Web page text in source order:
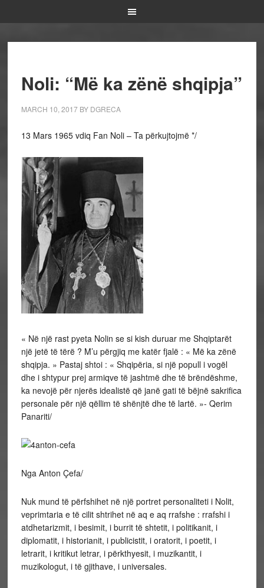
Noli: “Më ka zënë shqipja”
MARCH 10, 2017BY DGRECA
13 Mars 1965 vdiq Fan Noli – Ta përkujtojmë */
« Në një rast pyeta Nolin se si kish duruar me Shqiptarët
një jetë të tërë ? M’u përgjiq me katër fjalë : « Më ka zënë
shqipja. » Pastaj shtoi : « Shqipëria, si një popull i vogël
dhe i shtypur prej armiqve të jashtmë dhe të brëndëshme,
ka nevojë për njerës idealistë që janë gati të bëjnë sakrifica
personale për një qëllim të shënjtë dhe të lartë. »- Qerim
Panariti/
Nga Anton Çefa/
Nuk mund të përfshihet në një portret personaliteti i Nolit,
veprimtaria e të cilit shtrihet në aq e aq rrafshe : rrafshi i
atdhetarizmit, i besimit, i burrit të shtetit, i politikanit, i
diplomatit, i historianit, i publicistit, i oratorit, i poetit, i
letrarit, i kritikut letrar, i përkthyesit, i muzikantit, i
muzikologut, i të gjithave, i universales.